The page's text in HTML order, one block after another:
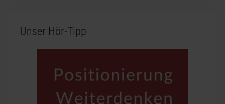
Unser Hör-Tipp